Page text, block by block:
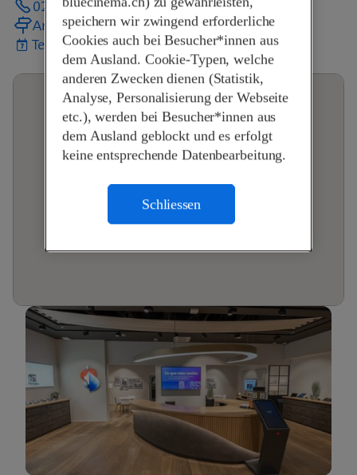
024 472 50 72
Anreise planen
Termin vereinbaren
speichern wir zwingend erforderliche
Cookies auch bei Besucher*innen aus
dem Ausland. Cookie-Typen, welche
anderen Zwecken dienen (Statistik,
Analyse, Personalisierung der Webseite
etc.), werden bei Besucher*innen aus
dem Ausland geblockt und es erfolgt
keine entsprechende Datenbearbeitung.
Schliessen